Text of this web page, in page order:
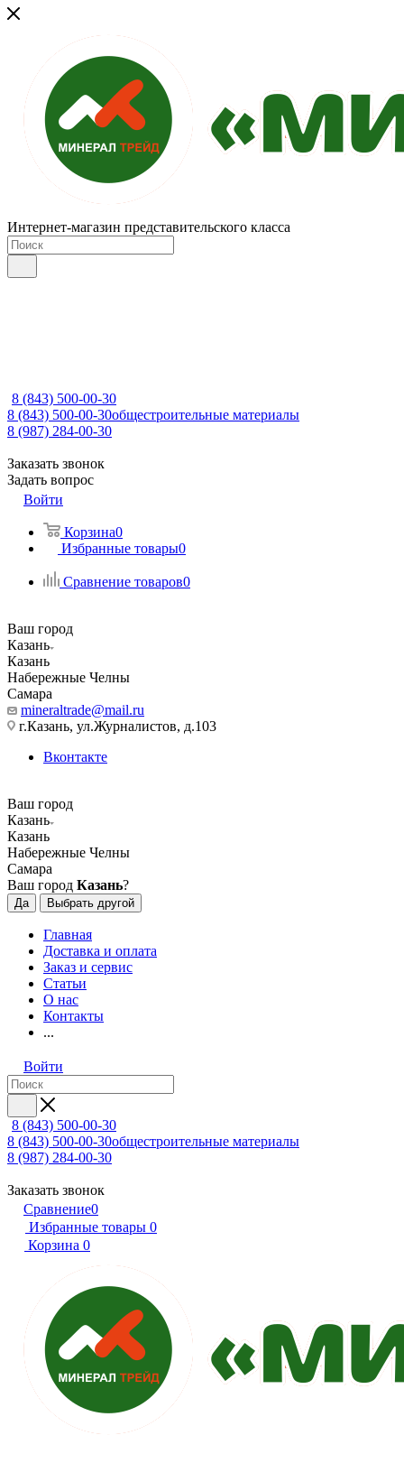
Интернет-магазин представительского класса
8 (843) 500-00-30
8 (843) 500-00-30общестроительные материалы
8 (987) 284-00-30
Заказать звонок
Задать вопрос
Войти
Корзина0
Избранные товары0
Сравнение товаров0
Ваш город
Казань
Казань
Набережные Челны
Самара
mineraltrade@mail.ru
г.Казань, ул.Журналистов, д.103
Вконтакте
Ваш город
Казань
Казань
Набережные Челны
Самара
Ваш город Казань?
Да Выбрать другой
Главная
Доставка и оплата
Заказ и сервис
Статьи
О нас
Контакты
...
Войти
8 (843) 500-00-30
8 (843) 500-00-30общестроительные материалы
8 (987) 284-00-30
Заказать звонок
Сравнение0
Избранные товары 0
Корзина 0